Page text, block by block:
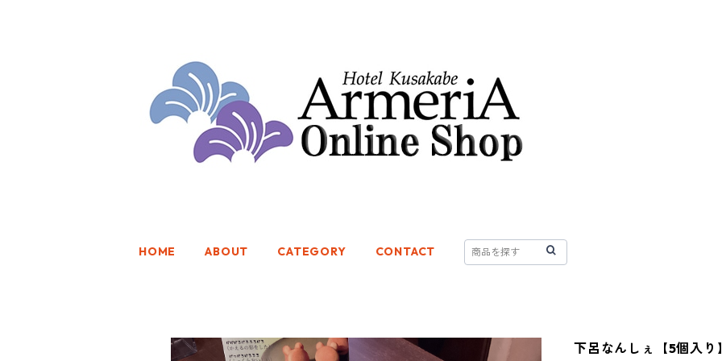
HOME ABOUT CATEGORY CONTACT
下呂なんしぇ【5個入り